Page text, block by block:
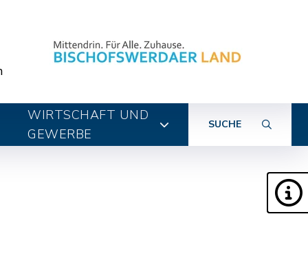
WIRTSCHAFT UND
GEWERBE
SUCHE